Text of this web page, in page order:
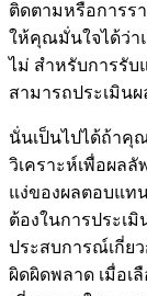
ติดตามหรือการร
ให้คุณมั่นใจได้ว่า
ไม่ สำหรับการรับ
สามารถประเมิน
นั่นเป็นไปได้ถ้าคุ
วิเคราะห์เพื่อผล
แง่ของผลตอบแท
ต้องในการประเ
ประสบการณ์เกี่ย
ผิดผิดพลาด เมื่อเ